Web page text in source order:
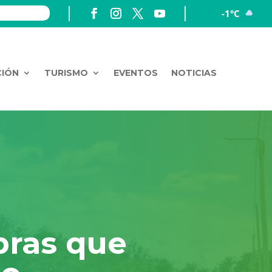
-1°C
TURISMO EVENTOS NOTICIAS
que